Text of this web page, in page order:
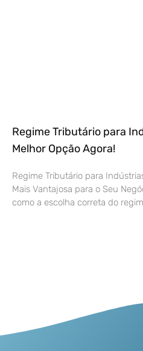
Regime Tributário para
Melhor Opção Agora!
Regime Tributário para
Mais Vantajosa para o Seu
como a escolha correta do